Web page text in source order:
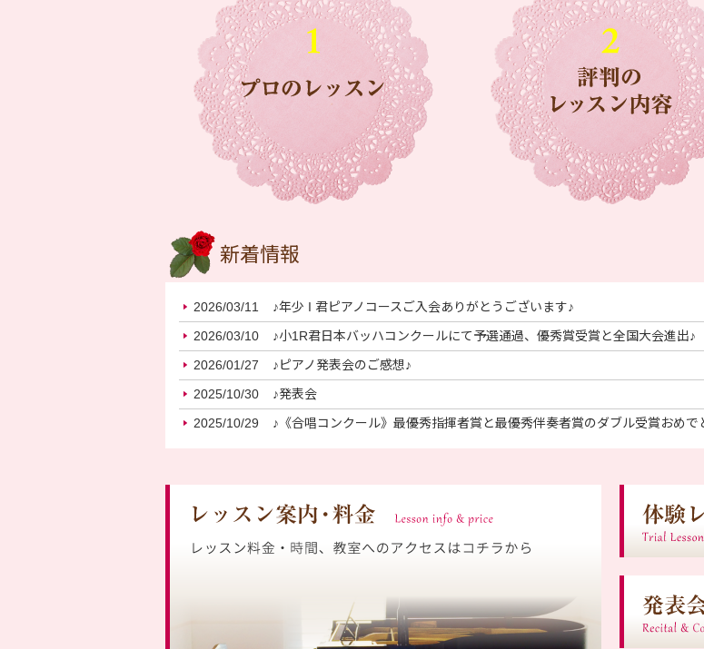
新着情報
2026/03/11
♪年少 I 君ピアノコースご入会ありがとうございます♪
2026/03/10
♪小1R君日本バッハコンクールにて予選通過、優秀賞受賞と全国大会進出♪
2026/01/27
♪ピアノ発表会のご感想♪
2025/10/30
♪発表会
2025/10/29
♪《合唱コンクール》最優秀指揮者賞と最優秀伴奏者賞のダブル受賞おめで